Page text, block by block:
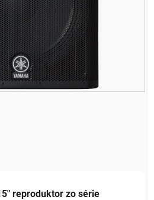
reproduktor zo série